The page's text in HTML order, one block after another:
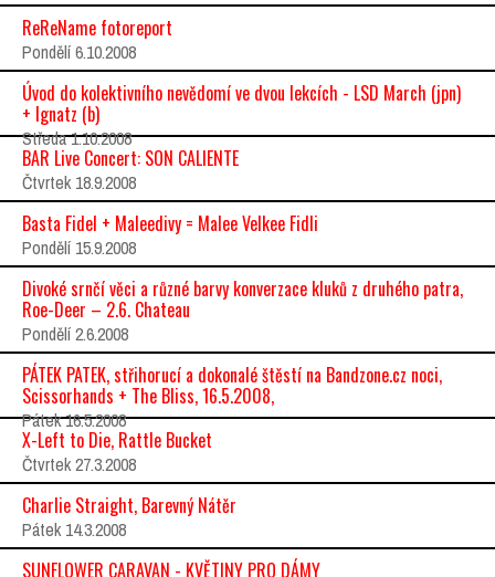
ReReName fotoreport
Pondělí 6.10.2008
Úvod do kolektivního nevědomí ve dvou lekcích - LSD March (jpn)
+ Ignatz (b)
Středa 1.10.2008
BAR Live Concert: SON CALIENTE
Čtvrtek 18.9.2008
Basta Fidel + Maleedivy = Malee Velkee Fidli
Pondělí 15.9.2008
Divoké srnčí věci a různé barvy konverzace kluků z druhého patra,
Roe-Deer – 2.6. Chateau
Pondělí 2.6.2008
PÁTEK PATEK, střihorucí a dokonalé štěstí na Bandzone.cz noci,
Scissorhands + The Bliss, 16.5.2008,
Pátek 16.5.2008
X-Left to Die, Rattle Bucket
Čtvrtek 27.3.2008
Charlie Straight, Barevný Nátěr
Pátek 14.3.2008
SUNFLOWER CARAVAN - KVĚTINY PRO DÁMY